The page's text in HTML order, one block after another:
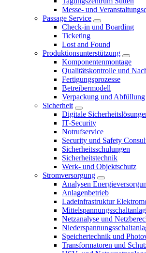
Messe- und
Passage Service
Check-in und Boarding
Ticketing
Lost and Found
Produktionsunterstützung
Komponentenmontage
Qualitätskontrolle und
Fertigungsprozesse
Betreibermodell
Verpackung und Abfüllung
Sicherheit
Digitale
IT-Security
Notrufservice
Security und Safety
Sicherheitsschulungen
Sicherheitstechnik
Werk- und Objektschutz
Stromversorgung
Analysen
Anlagenbetrieb
Ladeinfrastruktur
Netzanalyse und
Speichertechnik und
Transformatoren und